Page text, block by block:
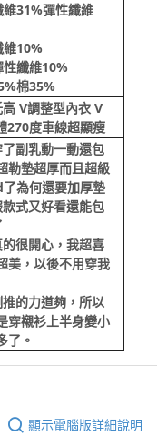
31%彈性纖維
維10%
纖維10%
棉35%
V調整型內衣 V
270度車線超顯瘦
副乳動一動還包
勒墊超厚而且超級
為何還要加厚墊
式又好看還能包
很開心，我超喜
美，以後不用穿我
的力道夠，所以
穿襯衫上半身變小
了。
顯示電腦版詳細說明